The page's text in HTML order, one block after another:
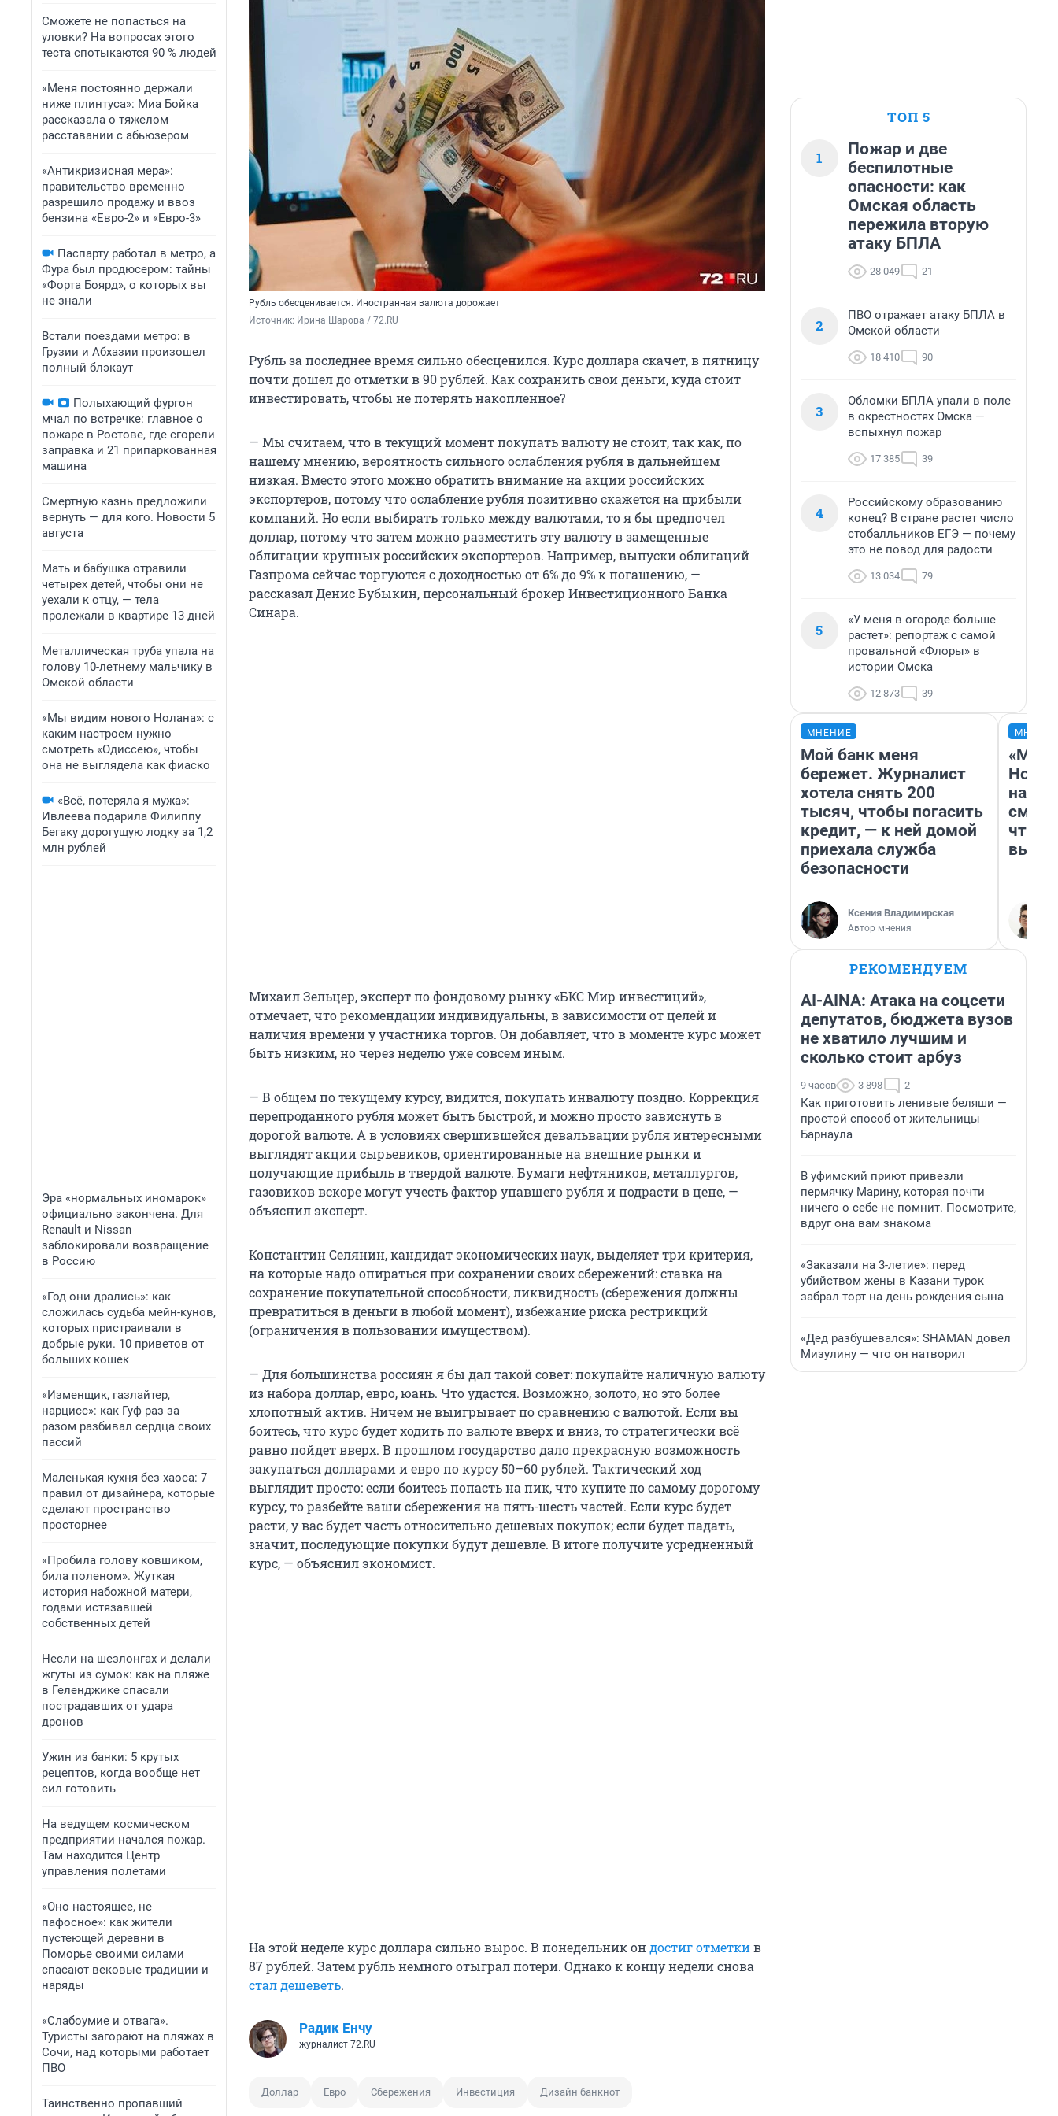
Сможете не попасться на
уловки? На вопросах этого
теста спотыкаются 90 % людей
«Меня постоянно держали
ниже плинтуса»: Миа Бойка
рассказала о тяжелом
расставании с абьюзером
«Антикризисная мера»:
правительство временно
разрешило продажу и ввоз
бензина «Евро-2» и «Евро-3»
Паспарту работал в метро, а
Фура был продюсером: тайны
«Форта Боярд», о которых вы
не знали
Встали поездами метро: в
Грузии и Абхазии произошел
полный блэкаут
Полыхающий фургон
мчал по встречке: главное о
пожаре в Ростове, где сгорели
заправка и 21 припаркованная
машина
Смертную казнь предложили
вернуть — для кого. Новости 5
августа
Мать и бабушка отравили
четырех детей, чтобы они не
уехали к отцу, — тела
пролежали в квартире 13 дней
Металлическая труба упала на
голову 10-летнему мальчику в
Омской области
«Мы видим нового Нолана»: с
каким настроем нужно
смотреть «Одиссею», чтобы
она не выглядела как фиаско
«Всё, потеряла я мужа»:
Ивлеева подарила Филиппу
Бегаку дорогущую лодку за 1,2
млн рублей
Эра «нормальных иномарок»
официально закончена. Для
Renault и Nissan
заблокировали возвращение
в Россию
«Год они дрались»: как
сложилась судьба мейн-кунов,
которых пристраивали в
добрые руки. 10 приветов от
больших кошек
«Изменщик, газлайтер,
нарцисс»: как Гуф раз за
разом разбивал сердца своих
пассий
Маленькая кухня без хаоса: 7
правил от дизайнера, которые
сделают пространство
просторнее
«Пробила голову ковшиком,
била поленом». Жуткая
история набожной матери,
годами истязавшей
собственных детей
Несли на шезлонгах и делали
жгуты из сумок: как на пляже
в Геленджике спасали
пострадавших от удара
дронов
Ужин из банки: 5 крутых
рецептов, когда вообще нет
сил готовить
На ведущем космическом
предприятии начался пожар.
Там находится Центр
управления полетами
«Оно настоящее, не
пафосное»: как жители
пустеющей деревни в
Поморье своими силами
спасают вековые традиции и
наряды
«Слабоумие и отвага».
Туристы загорают на пляжах в
Сочи, над которыми работает
ПВО
Таинственно пропавший
Рубль обесценивается. Иностранная валюта дорожает
Источник: Ирина Шарова / 72.RU
Рубль за последнее время сильно обесценился. Курс доллара скачет, в пятницу
почти дошел до отметки в 90 рублей. Как сохранить свои деньги, куда стоит
инвестировать, чтобы не потерять накопленное?
— Мы считаем, что в текущий момент покупать валюту не стоит, так как, по
нашему мнению, вероятность сильного ослабления рубля в дальнейшем
низкая. Вместо этого можно обратить внимание на акции российских
экспортеров, потому что ослабление рубля позитивно скажется на прибыли
компаний. Но если выбирать только между валютами, то я бы предпочел
доллар, потому что затем можно разместить эту валюту в замещенные
облигации крупных российских экспортеров. Например, выпуски облигаций
Газпрома сейчас торгуются с доходностью от 6% до 9% к погашению, —
рассказал Денис Бубыкин, персональный брокер Инвестиционного Банка
Синара.
Михаил Зельцер, эксперт по фондовому рынку «БКС Мир инвестиций»,
отмечает, что рекомендации индивидуальны, в зависимости от целей и
наличия времени у участника торгов. Он добавляет, что в моменте курс может
быть низким, но через неделю уже совсем иным.
— В общем по текущему курсу, видится, покупать инвалюту поздно. Коррекция
перепроданного рубля может быть быстрой, и можно просто зависнуть в
дорогой валюте. А в условиях свершившейся девальвации рубля интересными
выглядят акции сырьевиков, ориентированные на внешние рынки и
получающие прибыль в твердой валюте. Бумаги нефтяников, металлургов,
газовиков вскоре могут учесть фактор упавшего рубля и подрасти в цене, —
объяснил эксперт.
Константин Селянин, кандидат экономических наук, выделяет три критерия,
на которые надо опираться при сохранении своих сбережений: ставка на
сохранение покупательной способности, ликвидность (сбережения должны
превратиться в деньги в любой момент), избежание риска рестрикций
(ограничения в пользовании имуществом).
— Для большинства россиян я бы дал такой совет: покупайте наличную валюту
из набора доллар, евро, юань. Что удастся. Возможно, золото, но это более
хлопотный актив. Ничем не выигрывает по сравнению с валютой. Если вы
боитесь, что курс будет ходить по валюте вверх и вниз, то стратегически всё
равно пойдет вверх. В прошлом государство дало прекрасную возможность
закупаться долларами и евро по курсу 50–60 рублей. Тактический ход
выглядит просто: если боитесь попасть на пик, что купите по самому дорогому
курсу, то разбейте ваши сбережения на пять-шесть частей. Если курс будет
расти, у вас будет часть относительно дешевых покупок; если будет падать,
значит, последующие покупки будут дешевле. В итоге получите усредненный
курс, — объяснил экономист.
На этой неделе курс доллара сильно вырос. В понедельник ондостиг отметкив
87 рублей. Затем рубль немного отыграл потери. Однако к концу недели снова
стал дешеветь.
Радик Енчу
журналист 72.RU
Доллар Евро Сбережения Инвестиция Дизайн банкнот
ТОП 5
1
Пожар и две
беспилотные
опасности: как
Омская область
пережила вторую
атаку БПЛА
28 049 21
2
ПВО отражает атаку БПЛА в
Омской области
18 410 90
3
Обломки БПЛА упали в поле
в окрестностях Омска —
вспыхнул пожар
17 385 39
4
Российскому образованию
конец? В стране растет число
стобалльников ЕГЭ — почему
это не повод для радости
13 034 79
5
«У меня в огороде больше
растет»: репортаж с самой
провальной «Флоры» в
истории Омска
12 873 39
МНЕНИЕ
Мой банк меня
бережет. Журналист
хотела снять 200
тысяч, чтобы погасить
кредит, — к ней домой
приехала служба
безопасности
Ксения Владимирская
Автор мнения
«Мы
РЕКОМЕНДУЕМ
AI-AINA: Атака на соцсети
депутатов, бюджета вузов
не хватило лучшим и
сколько стоит арбуз
9 часов 3 898 2
Как приготовить ленивые беляши —
простой способ от жительницы
Барнаула
В уфимский приют привезли
пермячку Марину, которая почти
ничего о себе не помнит. Посмотрите,
вдруг она вам знакома
«Заказали на 3-летие»: перед
убийством жены в Казани турок
забрал торт на день рождения сына
«Дед разбушевался»: SHAMAN довел
Мизулину — что он натворил